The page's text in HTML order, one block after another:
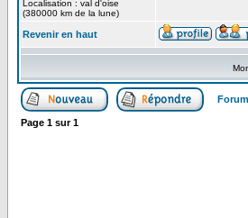
Localisation : val d'oise
(380000 km de la lune)
Revenir en haut
Page 1 sur1